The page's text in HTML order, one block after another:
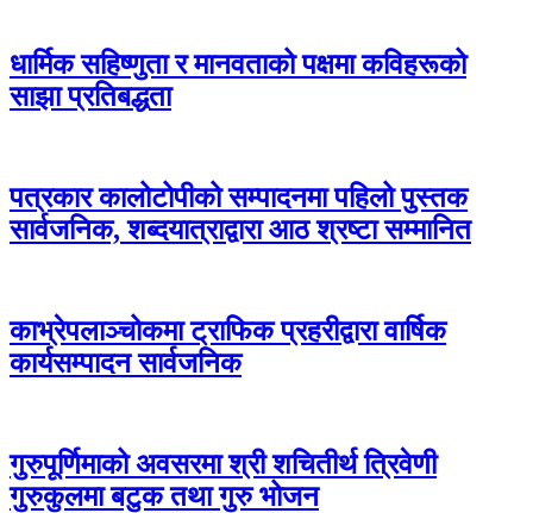
धार्मिक सहिष्णुता र मानवताको पक्षमा कविहरूको
साझा प्रतिबद्धता
पत्रकार कालोटोपीको सम्पादनमा पहिलो पुस्तक
सार्वजनिक, शब्दयात्राद्वारा आठ श्रष्टा सम्मानित
काभ्रेपलाञ्चोकमा ट्राफिक प्रहरीद्वारा वार्षिक
कार्यसम्पादन सार्वजनिक
गुरुपूर्णिमाको अवसरमा श्री शचितीर्थ त्रिवेणी
गुरुकुलमा बटुक तथा गुरु भोजन